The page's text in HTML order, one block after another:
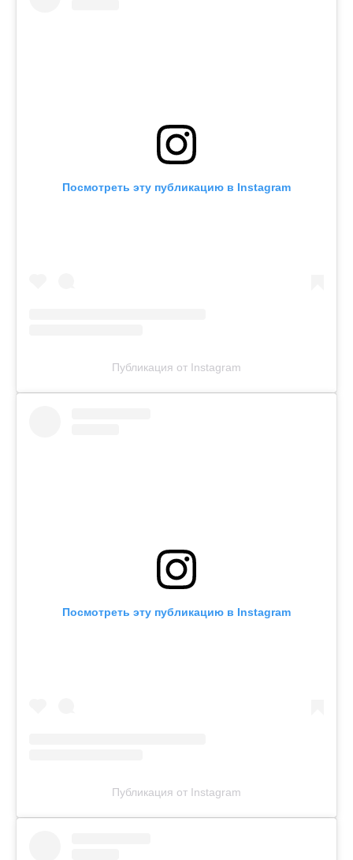
Посмотреть эту публикацию в Instagram
Публикация от Instagram
Посмотреть эту публикацию в Instagram
Публикация от Instagram